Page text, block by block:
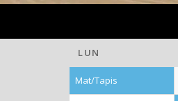
LUN
Mat/Tapis